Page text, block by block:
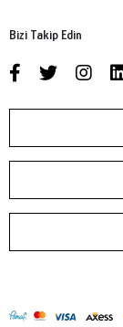
Bizi Takip Edin